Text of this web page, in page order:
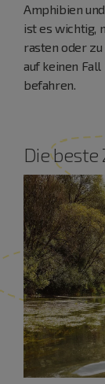
Amphibien
ist es wichtig,
rasten oder
auf keinen
befahren.
Die